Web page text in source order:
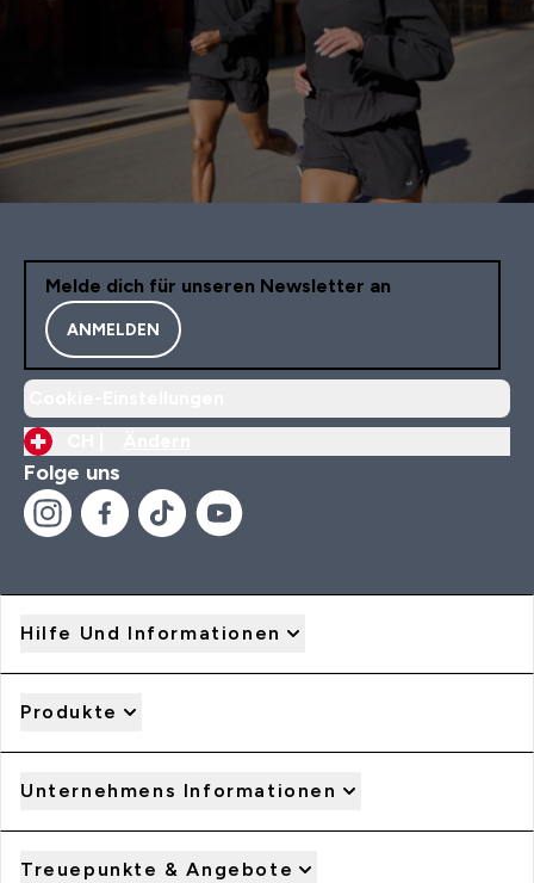
Melde dich für unseren Newsletter an
ANMELDEN
Folge uns
Hilfe Und Informationen
Produkte
Unternehmens Informationen
Treuepunkte & Angebote